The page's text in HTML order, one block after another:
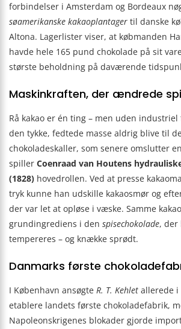
forbindelser i Amsterdam og Bordeaux
sø­ame­ri­kan­ske kakaoplantager til danske
Altona. Lagerlister viser, at købmanden
havde hele 165 pund chokolade på sit
største beholdning på daværende
Maskinkraften, der ændrede
Rå kakao er én ting – men uden
den tykke, fedtede masse aldrig blive til
chokoladeskaller, som senere omslutter
spiller Coenraad van Houtens
(1828) hovedrollen. Ved at presse
tryk kunne han udskille kakaosmør og
der var let at opløse i væske. Samme
grundingrediens i den spisechokolade, der
tempereres – og knække sprødt.
Danmarks første
I København ansøgte R. T. Kehlet allerede i
etablere landets første chokoladefabrik,
Napoleonskrigenes blokader gjorde